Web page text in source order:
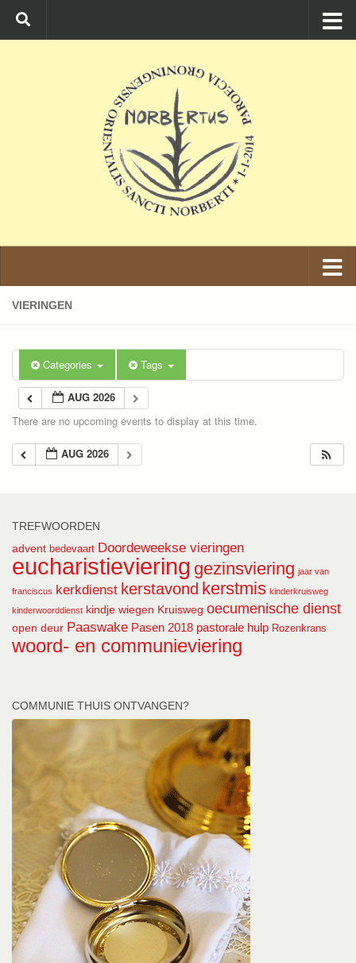
Ga naar de inhoud
VIERINGEN
Categories Tags
AUG 2026
There are no upcoming events to display at this time.
AUG 2026
TREFWOORDEN
advent bedevaart Doordeweekse vieringen
eucharistieviering gezinsviering jaar van
franciscus kerkdienst kerstavond kerstmis kinderkruisweg
kinderwoorddienst kindje wiegen Kruisweg oecumenische dienst
open deur Paaswake Pasen 2018 pastorale hulp Rozenkrans
woord- en communieviering
COMMUNIE THUIS ONTVANGEN?